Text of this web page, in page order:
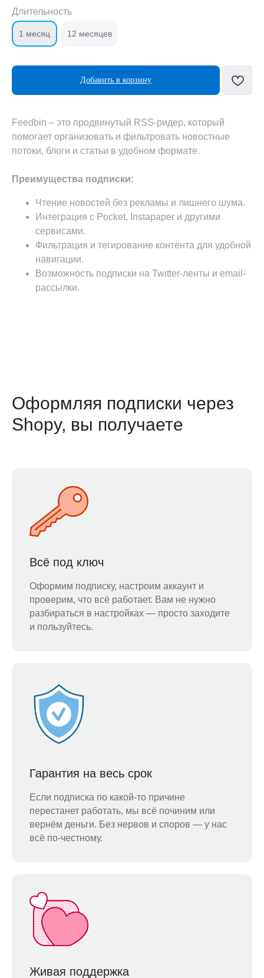
Длительность
1 месяц 12 месяцев
Добавить в корзину
Feedbin – это продвинутый RSS-ридер, который
помогает организовать и фильтровать новостные
потоки, блоги и статьи в удобном формате.
Преимущества подписки:
Чтение новостей без рекламы и лишнего шума.
Интеграция с Pocket, Instapaper и другими
сервисами.
Фильтрация и тегирование контента для удобной
навигации.
Возможность подписки на Twitter-ленты и email-
рассылки.
Оформляя подписки через
Shopy, вы получаете
Всё под ключ
Оформим подписку, настроим аккаунт и
проверим, что всё работает. Вам не нужно
разбираться в настройках — просто заходите
и пользуйтесь.
Гарантия на весь срок
Если подписка по какой-то причине
перестанет работать, мы всё починим или
вернём деньги. Без нервов и споров — у нас
всё по-честному.
Живая поддержка